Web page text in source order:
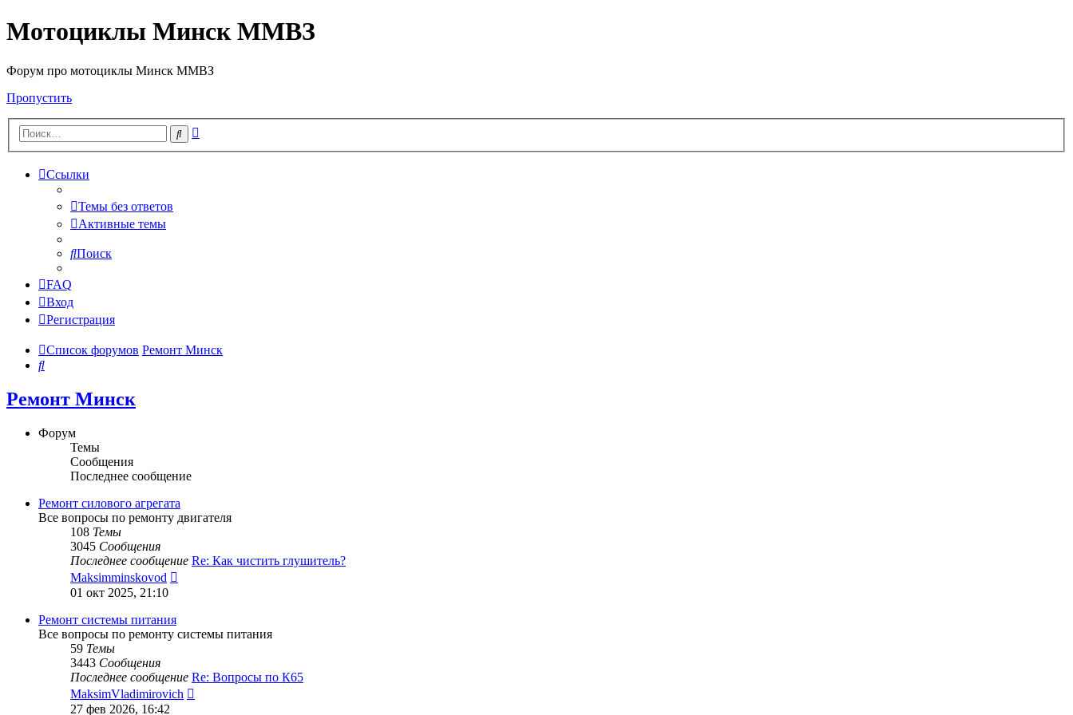
Мотоциклы Минск ММВЗ
Форум про мотоциклы Минск ММВЗ
Пропустить
Поиск
Ссылки
Темы без ответов
Активные темы
Поиск
FAQ
Вход
Регистрация
Список форумов Ремонт Минск
Поиск
Ремонт Минск
Форум
Темы
Сообщения
Последнее сообщение
Ремонт силового агрегата
Все вопросы по ремонту двигателя
108 Темы
3045 Сообщения
Последнее сообщение Re: Как чистить глушитель?
Maksimminskovod
01 окт 2025, 21:10
Ремонт системы питания
Все вопросы по ремонту системы питания
59 Темы
3443 Сообщения
Последнее сообщение Re: Вопросы по К65
MaksimVladimirovich
27 фев 2026, 16:42